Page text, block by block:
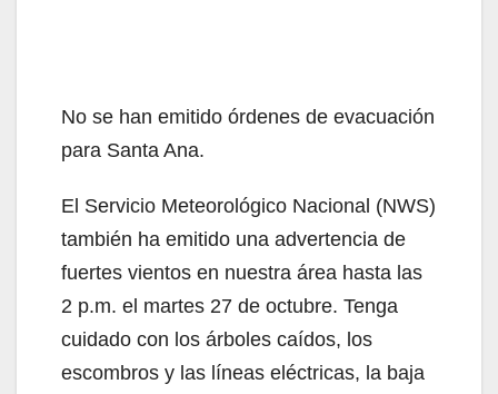
No se han emitido órdenes de evacuación
para Santa Ana.
El Servicio Meteorológico Nacional (NWS)
también ha emitido una advertencia de
fuertes vientos en nuestra área hasta las
2 p.m. el martes 27 de octubre. Tenga
cuidado con los árboles caídos, los
escombros y las líneas eléctricas, la baja